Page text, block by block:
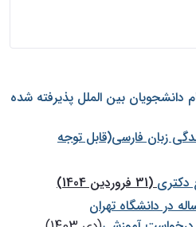
دانشجويان بين الملل پذيرفته شده
زبان فارسی(قابل توجه
دکتری(31 فروردین 1404)
در دانشگاه تهران